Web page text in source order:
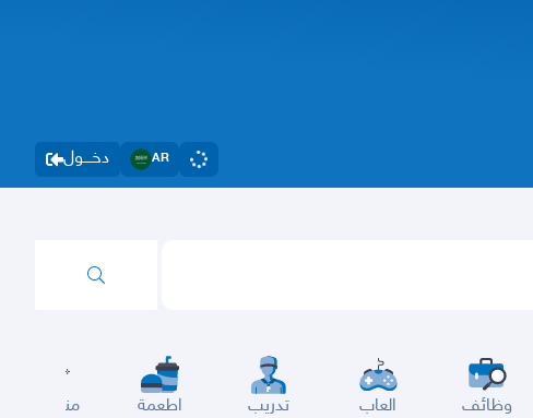
دخــــول AR
وظائف العاب تدريب اطعمة مناسبات